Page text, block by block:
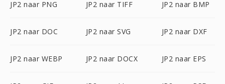
JP2 naar PNG JP2 naar TIFF JP2 naar BMP
JP2 naar DOC JP2 naar SVG JP2 naar DXF
JP2 naar WEBP JP2 naar DOCX JP2 naar EPS